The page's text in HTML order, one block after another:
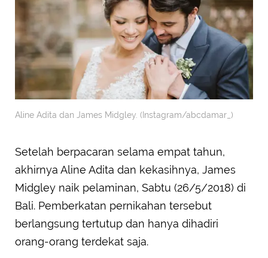
Aline Adita dan James Midgley. (Instagram/abcdamar_)
Setelah berpacaran selama empat tahun,
akhirnya Aline Adita dan kekasihnya, James
Midgley naik pelaminan, Sabtu (26/5/2018) di
Bali. Pemberkatan pernikahan tersebut
berlangsung tertutup dan hanya dihadiri
orang-orang terdekat saja.